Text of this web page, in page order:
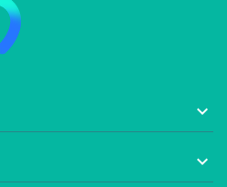

